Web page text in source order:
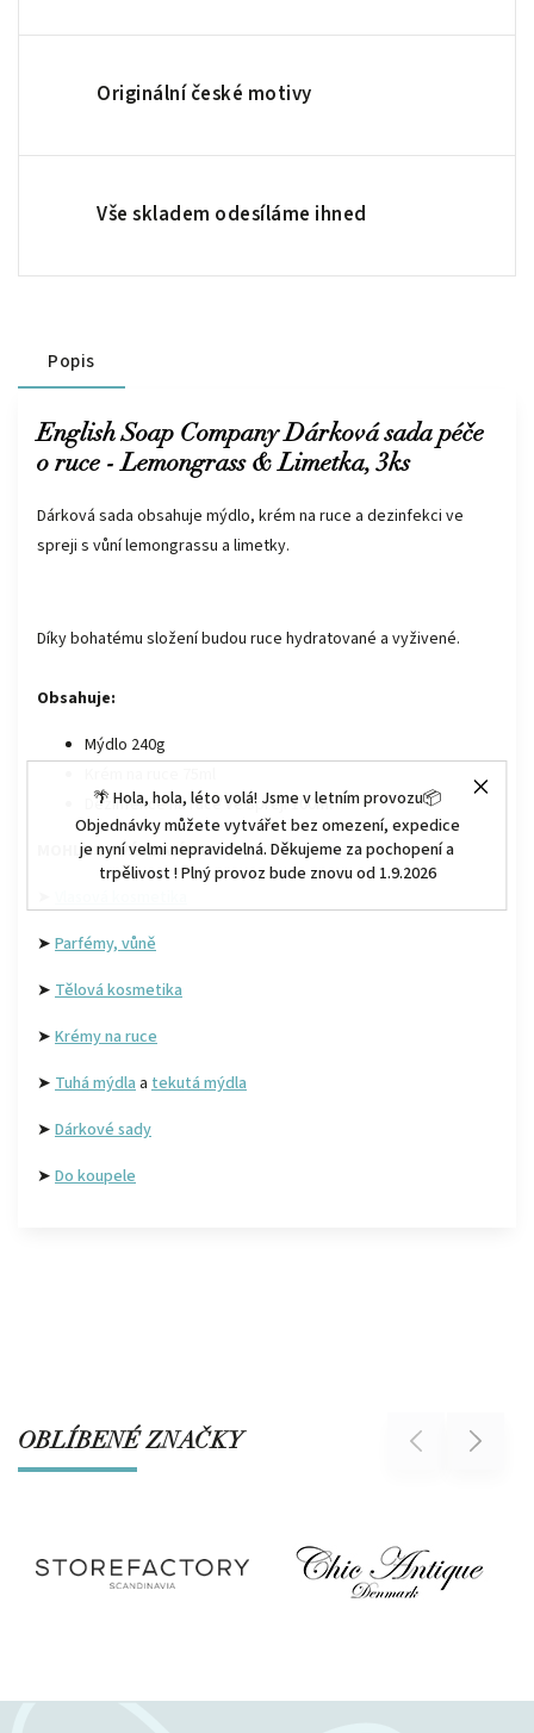
🌴 Hola, hola, léto volá! Jsme v letním provozu📦
Objednávky můžete vytvářet bez omezení, expedice
je nyní velmi nepravidelná. Děkujeme za pochopení a
trpělivost ! Plný provoz bude znovu od 1.9.2026
Originální české motivy
Vše skladem odesíláme ihned
Popis
English Soap Company Dárková sada péče
o ruce - Lemongrass & Limetka, 3ks
Dárková sada obsahuje mýdlo, krém na ruce a dezinfekci ve
spreji s vůní lemongrassu a limetky.
Díky bohatému složení budou ruce hydratované a vyživené.
Obsahuje:
Mýdlo 240g
Dezinfekce na ruce ve spreji 100ml
MOHLO BY VÁS ZAJÍMAT :
➤ Parfémy, vůně
➤ Tělová kosmetika
➤ Krémy na ruce
➤ Tuhá mýdla a tekutá mýdla
➤ Dárkové sady
➤ Do koupele
OBLÍBENÉ ZNAČKY Previous Next